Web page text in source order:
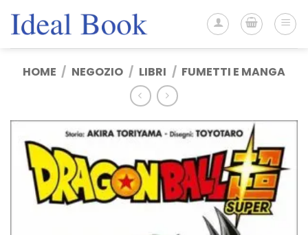
HOME / NEGOZIO / LIBRI / FUMETTI E MANGA